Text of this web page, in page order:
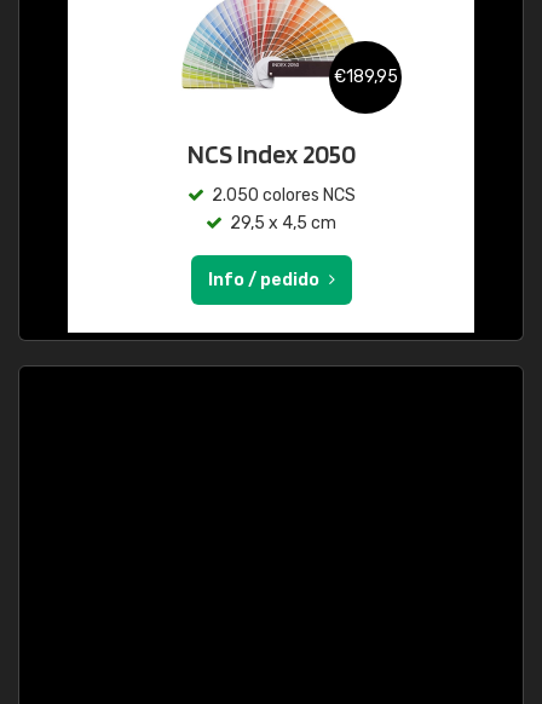
€189,95
NCS Index 2050
2.050 colores NCS
29,5 x 4,5 cm
Info / pedido